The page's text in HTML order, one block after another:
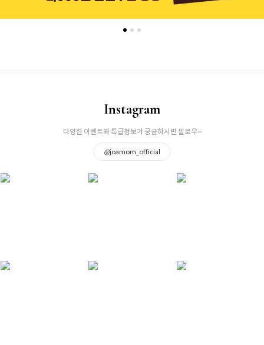
Instagram
다양한 이벤트와 특급정보가 궁금하시면 팔로우~
@joamom_official